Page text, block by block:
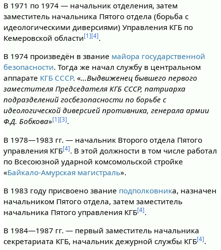
В 1971 по 1974 — начальник отделения, затем
заместитель начальника Пятого отдела (борьба с
идеологическими диверсиями) Управления КГБ по
Кемеровской области[1][4].
В 1974 произведён в звание майора государственной
безопасности. Тогда же начал службу в центральном
аппарате КГБ СССР. «…Выдвиженец бывшего первого
заместителя Председателя КГБ СССР, патриарха
подразделений госбезопасности по борьбе с
идеологической диверсией противника, генерала армии
Ф.Д. Бобкова»[1][3].
В 1978—1983 гг. — начальник Второго отдела Пятого
управления КГБ[4]. В этой должности в том числе работал
по Всесоюзной ударной комсомольской стройке
«Байкало-Амурская магистраль».
В 1983 году присвоено звание подполковника, назначен
начальником Пятого отдела, затем заместитель
начальника Пятого управления КГБ[4].
В 1984—1987 гг. — первый заместитель начальника
секретариата КГБ, начальник дежурной службы КГБ[4].